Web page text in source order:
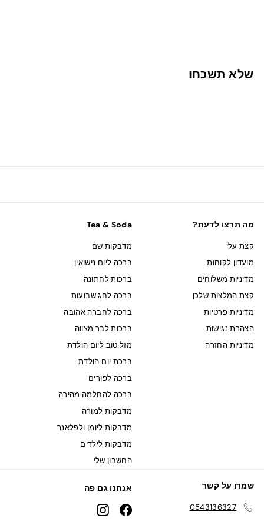
"
שלא תשכחו
מה תרצו לדעת?
קצת עלי
מועדון לקוחות
מדיניות משלוחים
קצת המלצות שלכן
מדיניות פרטיות
הצהרת נגישות
מדיניות החזרה
Tea & Soda
מדבקות שם
ברכה ליום נישואין
ברכות לחתונה
ברכה לחג שבועות
ברכה לחברה אהובה
ברכות לבר מצווה
מזל טוב ליום הולדת
ברכת יום הולדת
ברכה לפורים
ברכה להחלמה מהירה
מדבקות למורה
מדבקות ליומן ולפלאנר
מדבקות לילדים
החשבון שלי
שמרו על קשר
0543136327
אנחנו גם פה
Facebook
Instagram